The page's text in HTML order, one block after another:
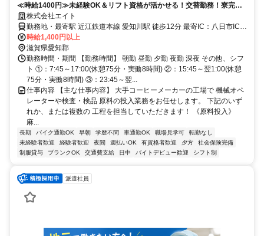
≪時給1400円≫未経験OK＆リフト資格が活かせる！交替勤務！寮完
備！車・バイク通勤もOK！
株式会社エイト
勤務地・最寄駅 近江鉄道本線 愛知川駅 徒歩12分 最寄IC：八日市IC
自転車、バイク、マイカー通勤OK (敷地内に無料駐車場あり)
時給1,400円以上
滋賀県愛知郡
勤務時間・期間 【勤務時間】 朝勤 昼勤 夕勤 夜勤 深夜 その他、シフ
ト ①：7:45～17:00(休憩75分・実働8時間) ②：15:45～翌1:00(休憩
75分・実働8時間) ③：23:45～翌...
仕事内容 【主な仕事内容】 大手コーヒーメーカーの工場で 機械オペ
レーターや検査・検品 原料の投入業務をお任せします。 下記のいず
れか、または複数の 工程を担当していただきます！ 《原料投入》
麻...
長期 バイク通勤OK 早朝 学歴不問 車通勤OK 職場見学可
転勤なし
未経験者歓迎
経験者歓迎 夜間 週払いOK 有資格者歓迎 夕方
社会保険完備
制服貸与
ブランクOK 交通費支給 日中 バイトデビュー歓迎 シフト制
派遣社員